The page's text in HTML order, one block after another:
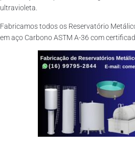
ultravioleta.
Fabricamos todos os Reservatório
em aço Carbono ASTM A-36 com